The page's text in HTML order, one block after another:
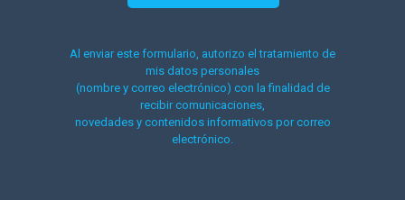
Al enviar este formulario, autorizo el tratamiento de
mis datos personales
(nombre y correo electrónico) con la finalidad de
recibir comunicaciones,
novedades y contenidos informativos por correo
electrónico.